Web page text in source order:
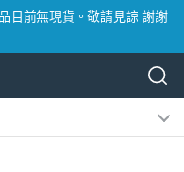
目前無現貨。敬請見諒 謝謝